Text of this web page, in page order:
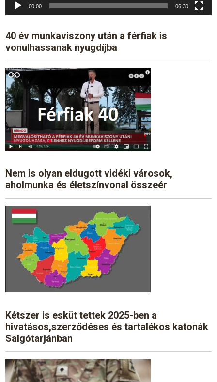
00:00 06:30
40 év munkaviszony után a férfiak is
vonulhassanak nyugdíjba
Nem is olyan eldugott vidéki városok,
aholmunka és életszínvonal összeér
Kétszer is esküt tettek 2025-ben a
hivatásos,szerződéses és tartalékos katonák
Salgótarjánban